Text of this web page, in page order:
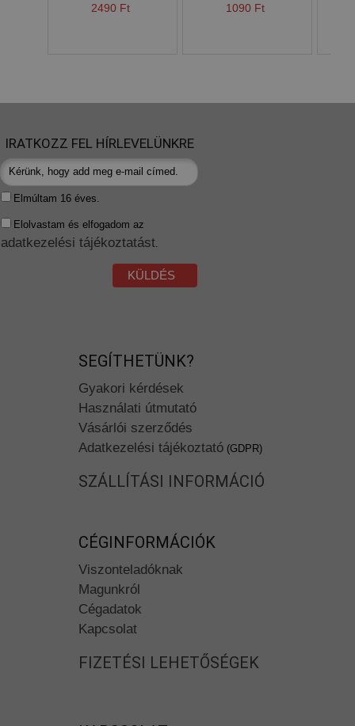
2490 Ft 1090 Ft
IRATKOZZ FEL HÍRLEVELÜNKRE
Elmúltam 16 éves.
Elolvastam és elfogadom az
adatkezelési tájékoztatást
KÜLDÉS
SEGÍTHETÜNK?
Gyakori kérdések
Használati útmutató
Vásárlói szerződés
Adatkezelési tájékoztató (GDPR)
SZÁLLÍTÁSI INFORMÁCIÓ
CÉGINFORMÁCIÓK
Viszonteladóknak
Magunkról
Cégadatok
Kapcsolat
FIZETÉSI LEHETŐSÉGEK